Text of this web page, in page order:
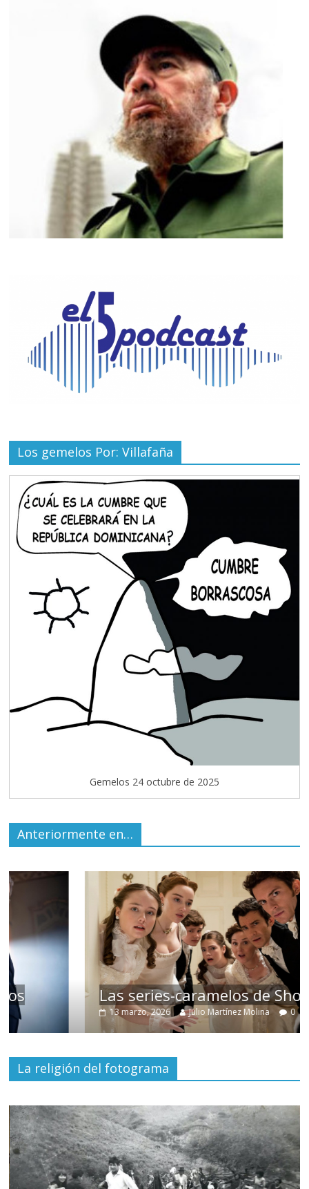
Los gemelos Por: Villafaña
Gemelos 24 octubre de 2025
Anteriormente en…
Las series-caramelos de Shondaland
Julio Martínez Molina 0
La religión del fotograma